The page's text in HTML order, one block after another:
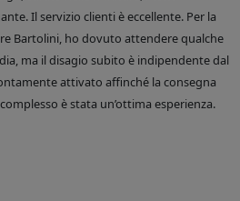
Il servizio clienti è eccellente. Per la
Bartolini, ho dovuto attendere qualche
ma il disagio subito è indipendente dal
attivato affinché la consegna
è stata un’ottima esperienza.